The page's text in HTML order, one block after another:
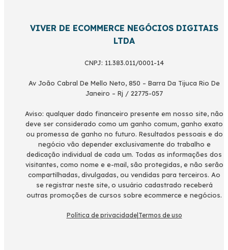
VIVER DE ECOMMERCE NEGÓCIOS DIGITAIS
LTDA
CNPJ: 11.383.011/0001-14
Av João Cabral De Mello Neto, 850 – Barra Da Tijuca Rio De
Janeiro – Rj / 22775-057
Aviso: qualquer dado financeiro presente em nosso site, não
deve ser considerado como um ganho comum, ganho exato
ou promessa de ganho no futuro. Resultados pessoais e do
negócio vão depender exclusivamente do trabalho e
dedicação individual de cada um. Todas as informações dos
visitantes, como nome e e-mail, são protegidas, e não serão
compartilhadas, divulgadas, ou vendidas para terceiros. Ao
se registrar neste site, o usuário cadastrado receberá
outras promoções de cursos sobre ecommerce e negócios.
Política de privacidade|Termos de uso